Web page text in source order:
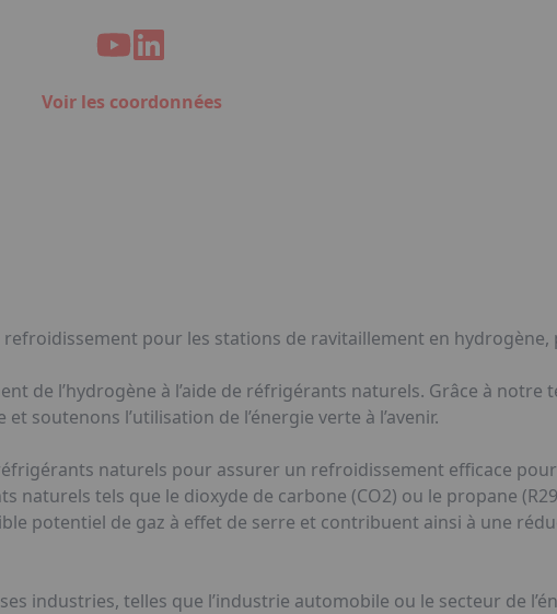
Voir les coordonnées
pour les stations de ravitaillement en hydrogène,
de l’hydrogène à l’aide de réfrigérants naturels. Grâce à notre
soutenons l’utilisation de l’énergie verte à l’avenir.
naturels pour assurer un refroidissement efficace
tels que le dioxyde de carbone (CO2) ou le propane
potentiel de gaz à effet de serre et contribuent ainsi à une
industries, telles que l’industrie automobile ou le secteur de